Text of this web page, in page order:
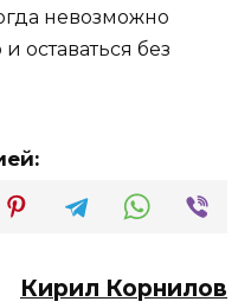
невозможно
оставаться без
Кирил Корнилов